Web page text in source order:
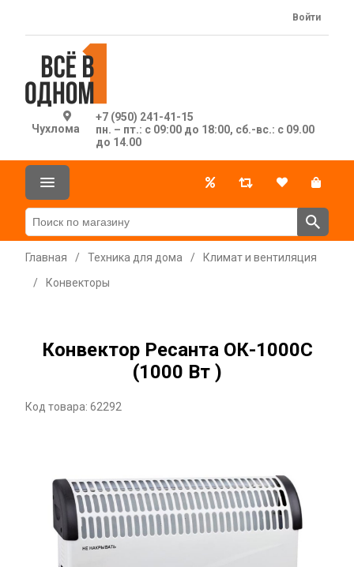
Чухлома
+7 (950) 241-41-15
пн. – пт.: с 09:00 до 18:00, сб.-вс.: с 09.00
до 14.00
Войти
Главная / Техника для дома /
Климат и вентиляция
/
Конвекторы
Конвектор Ресанта ОК-1000С
(1000 Вт )
Код товара: 62292